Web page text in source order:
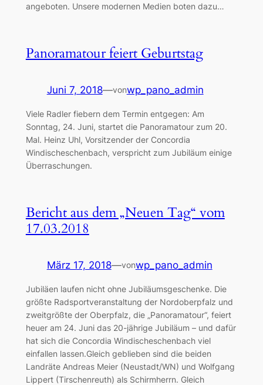
angeboten. Unsere modernen Medien boten dazu…
Panoramatour feiert Geburtstag
Juni 7, 2018—vonwp_pano_admin
Viele Radler fiebern dem Termin entgegen: Am
Sonntag, 24. Juni, startet die Panoramatour zum 20.
Mal. Heinz Uhl, Vorsitzender der Concordia
Windischeschenbach, verspricht zum Jubiläum einige
Überraschungen.
Bericht aus dem „Neuen Tag“ vom
17.03.2018
März 17, 2018—vonwp_pano_admin
Jubiläen laufen nicht ohne Jubiläumsgeschenke. Die
größte Radsportveranstaltung der Nordoberpfalz und
zweitgrößte der Oberpfalz, die „Panoramatour“, feiert
heuer am 24. Juni das 20-jährige Jubiläum – und dafür
hat sich die Concordia Windischeschenbach viel
einfallen lassen.Gleich geblieben sind die beiden
Landräte Andreas Meier (Neustadt/WN) und Wolfgang
Lippert (Tirschenreuth) als Schirmherrn. Gleich